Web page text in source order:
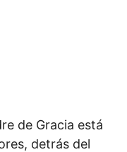
de Gracia está
detrás del